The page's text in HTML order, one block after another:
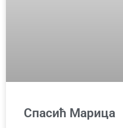
Спасић Марица